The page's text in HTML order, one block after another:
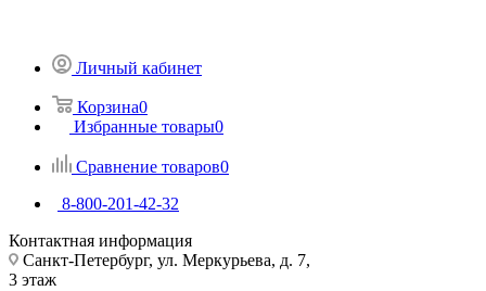
Личный кабинет
Корзина0
Избранные товары0
Сравнение товаров0
8-800-201-42-32
Контактная информация
Санкт-Петербург, ул. Меркурьева, д. 7,
3 этаж